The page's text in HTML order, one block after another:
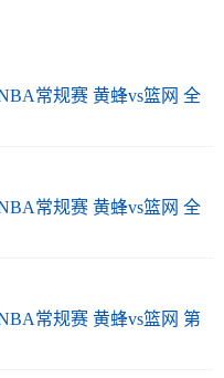
常规赛 黄蜂vs篮网 全
常规赛 黄蜂vs篮网 全
常规赛 黄蜂vs篮网 第